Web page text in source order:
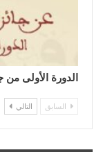
الدورة الأولى من
السابق التالي